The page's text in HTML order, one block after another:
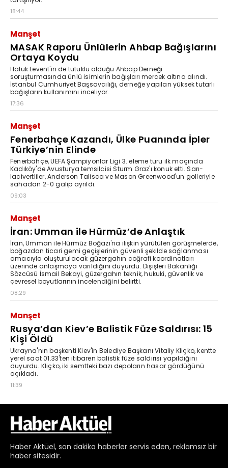
Haber Aktüel, son dakika haberler servis eden, reklamsız bir
haber sitesidir.